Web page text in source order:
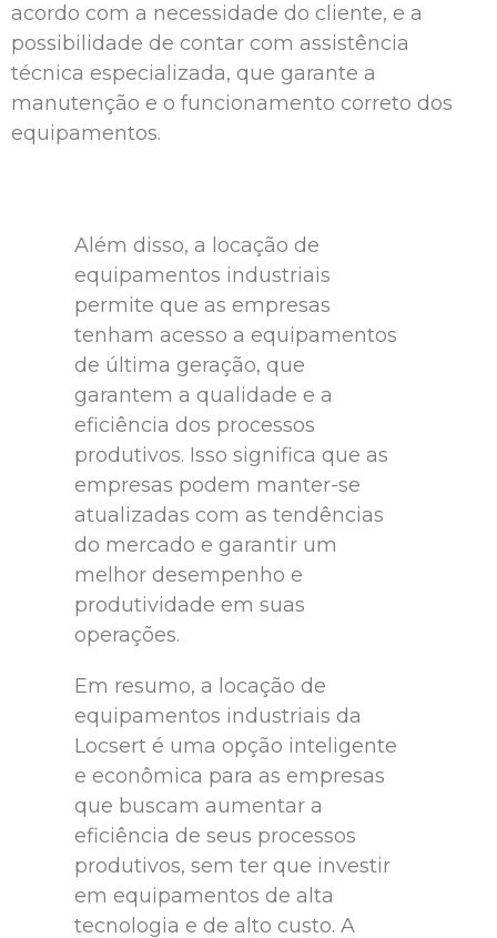
acordo com a necessidade do cliente, e a
possibilidade de contar com assistência
técnica especializada, que garante a
manutenção e o funcionamento correto dos
equipamentos.
Além disso, a locação de
equipamentos industriais
permite que as empresas
tenham acesso a equipamentos
de última geração, que
garantem a qualidade e a
eficiência dos processos
produtivos. Isso significa que as
empresas podem manter-se
atualizadas com as tendências
do mercado e garantir um
melhor desempenho e
produtividade em suas
operações.
Em resumo, a locação de
equipamentos industriais da
Locsert é uma opção inteligente
e econômica para as empresas
que buscam aumentar a
eficiência de seus processos
produtivos, sem ter que investir
em equipamentos de alta
tecnologia e de alto custo. A